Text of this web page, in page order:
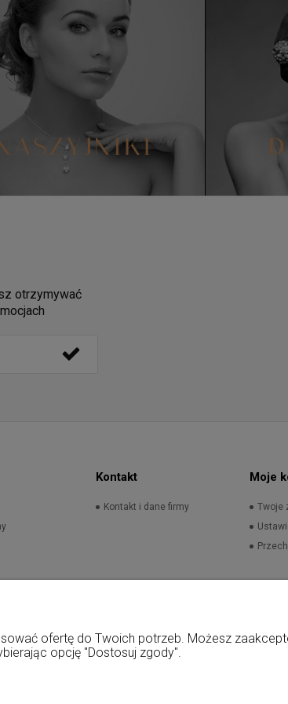
otrzymywać
Kontakt
Kontakt i dane firmy
Moje
Twoje
ofertę do Twoich potrzeb. Możesz
opcję "Dostosuj zgody".